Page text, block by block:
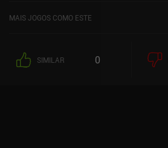
MAIS JOGOS COMO ESTE
SIMILAR 0